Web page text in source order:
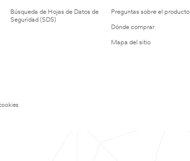
Búsqueda de Hojas de Datos de
Seguridad (SDS)
Preguntas sobre el producto
Dónde comprar
Mapa del sitio